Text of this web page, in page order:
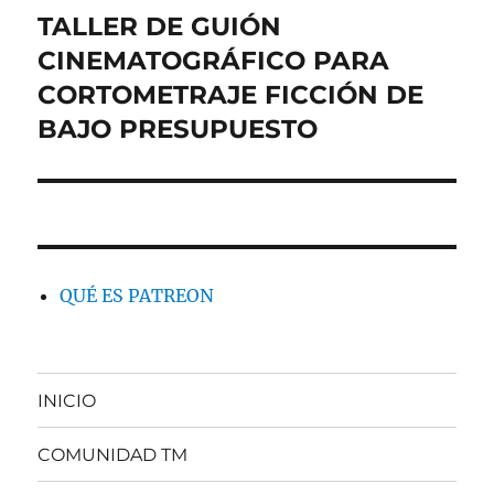
de
entradas
TALLER DE GUIÓN
CINEMATOGRÁFICO PARA
CORTOMETRAJE FICCIÓN DE
BAJO PRESUPUESTO
QUÉ ES PATREON
INICIO
COMUNIDAD TM